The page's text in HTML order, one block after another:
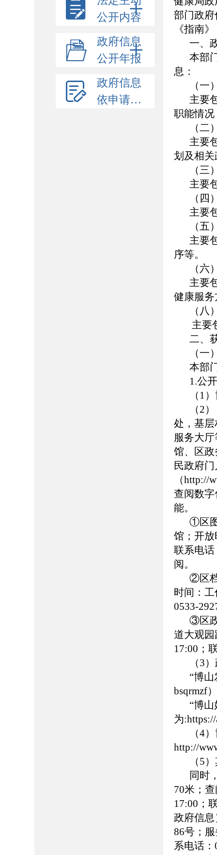
公开内容
政府信息
公开年报
政府信息
依申请公开
部门政
《指南
一、
本部
息：
（一
主要
职能情
（二
主要
划及相
（三
主要
（四
主要
（五
主要
序等。
（六
主要
健康服
（八
主要
二、
（一
本部
1.公
（1
（2
处，基
服务大
馆、区
民政府
（http://
查阅数
能。
①区
馆；开
联系电话
阅。
②区
时间：
0533-
③区
道大观
17:00；
（3
“博
bsqrmzf
“博
为
（4
http://
（5
同时
70米；
17:00；
政府信
86号；
系电话